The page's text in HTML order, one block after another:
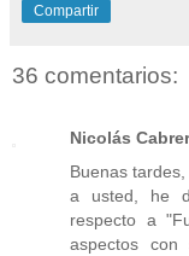
Compartir
36 comentarios:
Nicolás
Buenas
a usted, he
respecto a
aspectos